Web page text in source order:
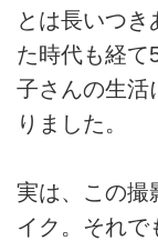
とは長いつき
た時代も経て
子さんの生活
りました。
実は、この撮
イク。それで